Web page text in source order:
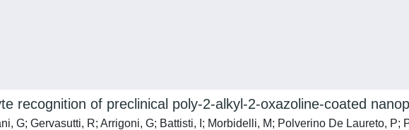
recognition of preclinical poly-2-alkyl-2-oxazoline-coated
G; Gervasutti, R; Arrigoni, G; Battisti, I; Morbidelli, M; Polverino De Laureto, P;